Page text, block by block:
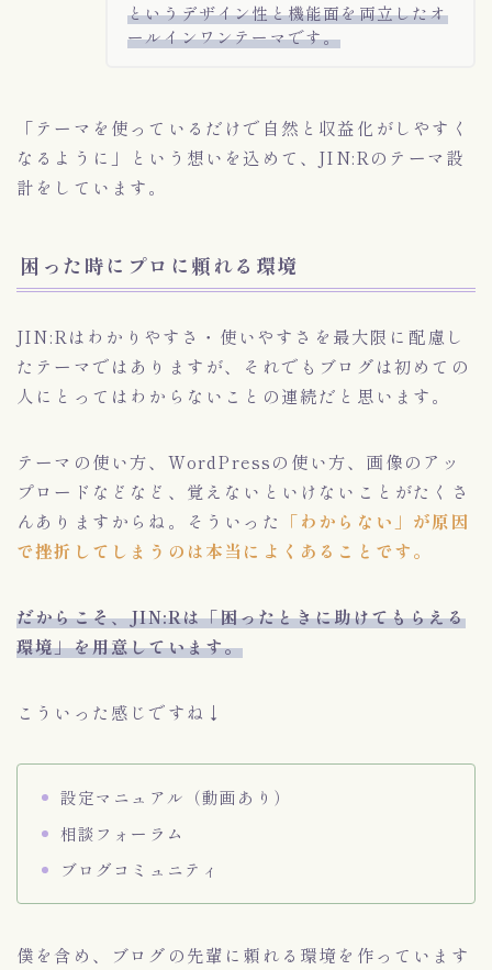
というデザイン性と機能面を両立したオ
ールインワンテーマです。
「テーマを使っているだけで自然と収益化がしやすく
なるように」という想いを込めて、JIN:Rのテーマ設
計をしています。
困った時にプロに頼れる環境
JIN:Rはわかりやすさ・使いやすさを最大限に配慮し
たテーマではありますが、それでもブログは初めての
人にとってはわからないことの連続だと思います。
テーマの使い方、WordPressの使い方、画像のアッ
プロードなどなど、覚えないといけないことがたくさ
んありますからね。そういった 「わからない」が原因
で挫折してしまうのは本当によくあることです。
だからこそ、JIN:Rは「困ったときに助けてもらえる
環境」を用意しています。
こういった感じですね↓
設定マニュアル（動画あり）
相談フォーラム
ブログコミュニティ
僕を含め、ブログの先輩に頼れる環境を作っています